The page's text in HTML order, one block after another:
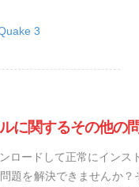
3
に関するその他の
ロードして正常にインス
題を解決できませんか？